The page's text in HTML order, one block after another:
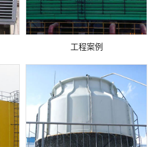
工程案例